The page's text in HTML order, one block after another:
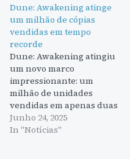
Dune: Awakening atinge
um milhão de cópias
vendidas em tempo
recorde
Dune: Awakening atingiu
um novo marco
impressionante: um
milhão de unidades
vendidas em apenas duas
semanas desde o
lançamento. Este feito
Junho 24, 2025
In "Notícias"